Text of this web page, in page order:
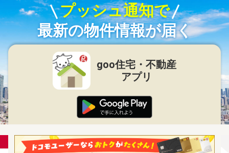
プッシュ通知で
最新の物件情報が届く
goo住宅・不動産
アプリ